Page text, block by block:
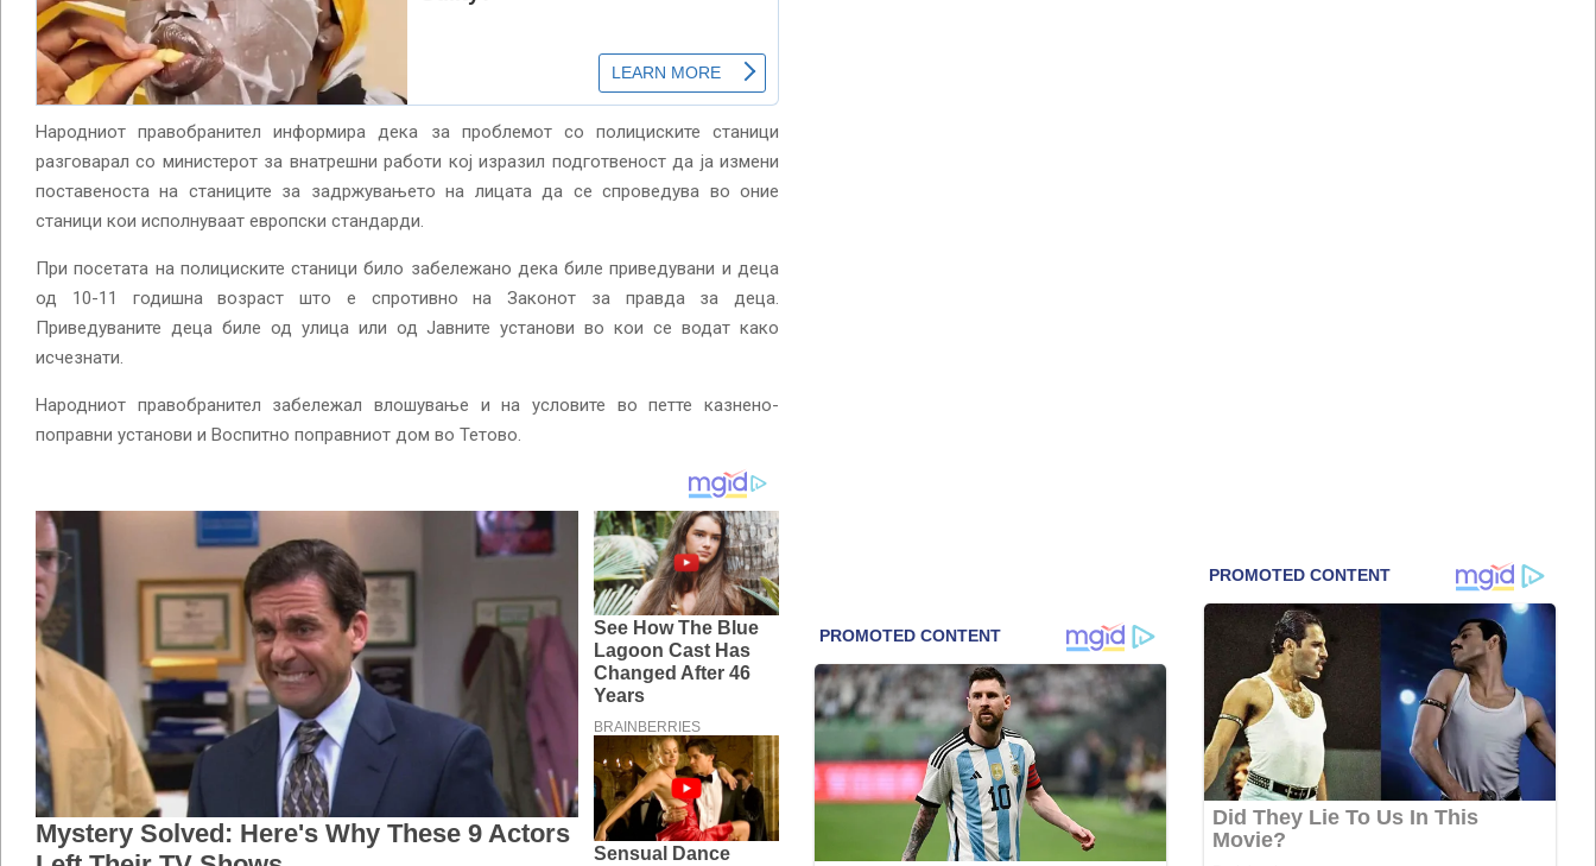
Народниот правобранител информира дека за проблемот со полициските станици
разговарал со министерот за внатрешни работи кој изразил подготвеност да ја измени
поставеноста на станиците за задржувањето на лицата да се спроведува во оние
станици кои исполнуваат европски стандарди.
При посетата на полициските станици било забележано дека биле приведувани и деца
од 10-11 годишна возраст што е спротивно на Законот за правда за деца.
Приведуваните деца биле од улица или од Јавните установи во кои се водат како
исчезнати.
Народниот правобранител забележал влошување и на условите во петте казнено-
поправни установи и Воспитно поправниот дом во Тетово.